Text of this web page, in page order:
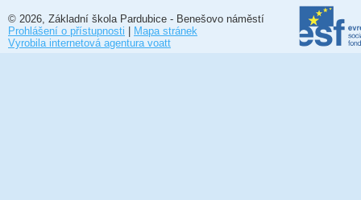
© 2026, Základní škola Pardubice - Benešovo náměstí
Prohlášení o přístupnosti | Mapa stránek
Vyrobila internetová agentura voatt